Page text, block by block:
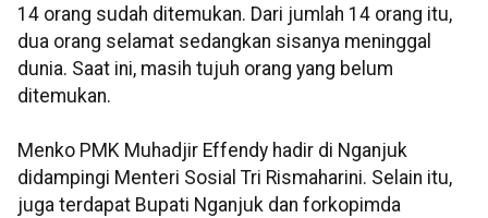
14 orang sudah ditemukan. Dari jumlah 14 orang itu,
dua orang selamat sedangkan sisanya meninggal
dunia. Saat ini, masih tujuh orang yang belum
ditemukan.
Menko PMK Muhadjir Effendy hadir di Nganjuk
didampingi Menteri Sosial Tri Rismaharini. Selain itu,
juga terdapat Bupati Nganjuk dan forkopimda